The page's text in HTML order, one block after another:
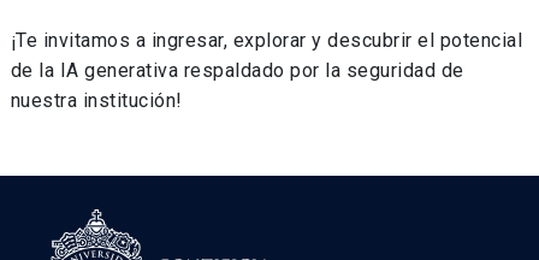
¡Te invitamos a ingresar, explorar y descubrir el potencial
de la IA generativa respaldado por la seguridad de
nuestra institución!